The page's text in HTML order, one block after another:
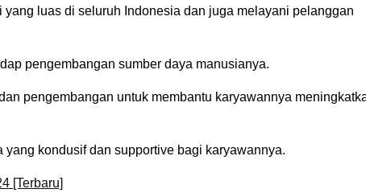
luas di seluruh Indonesia dan juga melayani pelanggan
pengembangan sumber daya manusianya.
pengembangan untuk membantu karyawannya
kondusif dan supportive bagi karyawannya.
[Terbaru]